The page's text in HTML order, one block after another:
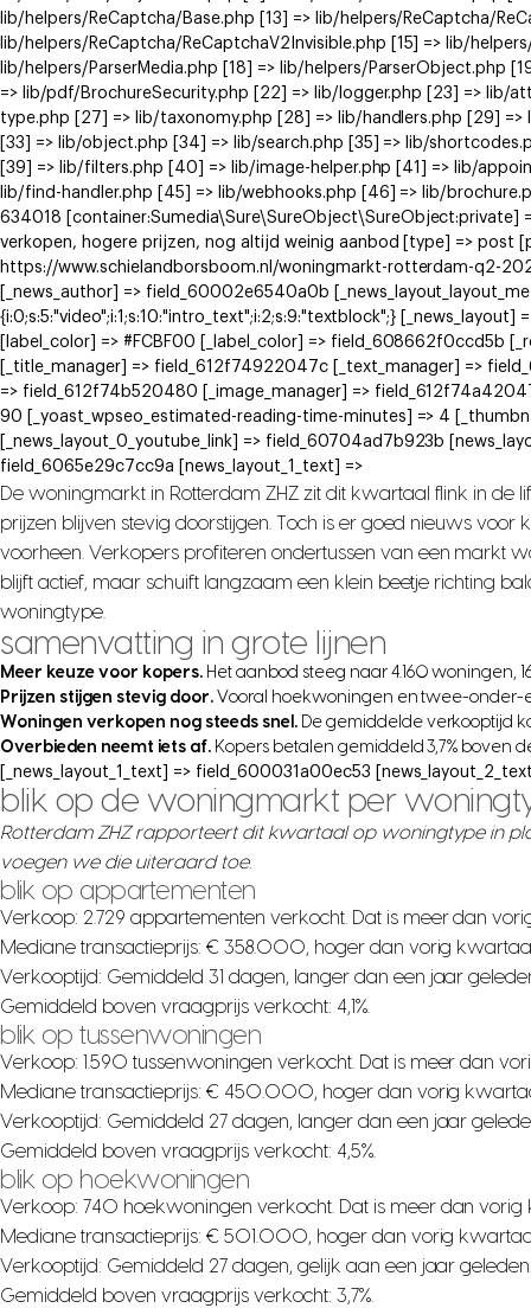
lib/helpers/ReCaptcha/Base.php [13] => lib/helpers/ReCaptcha/
lib/helpers/ReCaptcha/ReCaptchaV2Invisible.php [15] => lib/
lib/helpers/ParserMedia.php [18] => lib/helpers/ParserObject.php
=> lib/pdf/BrochureSecurity.php [22] => lib/logger.php [23] => lib/
type.php [27] => lib/taxonomy.php [28] => lib/handlers.php [29]
[33] => lib/object.php [34] => lib/search.php [35] => lib/
[39] => lib/filters.php [40] => lib/image-helper.php [41] => lib/
lib/find-handler.php [45] => lib/webhooks.php [46] => lib/
634018
verkopen, hogere prijzen, nog altijd weinig aanbod [type] => post
https://www.schielandborsboom.nl/woningmarkt-rotterdam-q2-
[_news_author] => field_60002e6540a0b
{i:0;s:5:"video";i:1;s:10:"intro_text";i:2;s:9:"textblock";}
[label_color] => #FCBF00 [_label_color] => field_608662f0ccd5b
[_title_manager] => field_612f74922047c [_text_manager] =>
=> field_612f74b520480 [_image_manager] =>
90 [_yoast_wpseo_estimated-reading-time-minutes] => 4
[_news_layout_0_youtube_link] => field_60704ad7b923b
field_6065e29c7cc9a [news_layout_1_text] =>
De woningmarkt in Rotterdam ZHZ zit dit kwartaal flink in de
prijzen blijven stevig doorstijgen. Toch is er goed nieuws
voorheen. Verkopers profiteren ondertussen van een markt
blijft actief, maar schuift langzaam een klein beetje richting
woningtype.
samenvatting in grote lijnen
Meer keuze voor kopers.Het aanbod steeg naar 4.160 woningen,
Prijzen stijgen stevig door.Vooral hoekwoningen en twee-onder-
Woningen verkopen nog steeds snel.De gemiddelde verkooptijd
Overbieden neemt iets af.Kopers betalen gemiddeld 3,7% boven
[_news_layout_1_text] => field_600031a00ec53
blik op de woningmarkt per
Rotterdam ZHZ rapporteert dit kwartaal op woningtype in
voegen we die uiteraard toe.
blik op appartementen
Verkoop: 2.729 appartementen verkocht. Dat is meer dan
Mediane transactieprijs: € 358.000, hoger dan vorig
Verkooptijd: Gemiddeld 31 dagen, langer dan een jaar
Gemiddeld boven vraagprijs verkocht: 4,1%.
blik op tussenwoningen
Verkoop: 1.590 tussenwoningen verkocht. Dat is meer dan
Mediane transactieprijs: € 450.000, hoger dan vorig
Verkooptijd: Gemiddeld 27 dagen, langer dan een jaar
Gemiddeld boven vraagprijs verkocht: 4,5%.
blik op hoekwoningen
Verkoop: 740 hoekwoningen verkocht. Dat is meer dan
Mediane transactieprijs: € 501.000, hoger dan vorig
Verkooptijd: Gemiddeld 27 dagen, gelijk aan een jaar
Gemiddeld boven vraagprijs verkocht: 3,7%.